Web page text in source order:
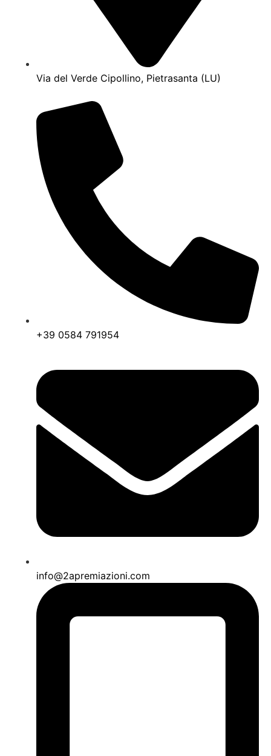
Via del Verde Cipollino, Pietrasanta (LU)
+39 0584 791954
info@2apremiazioni.com